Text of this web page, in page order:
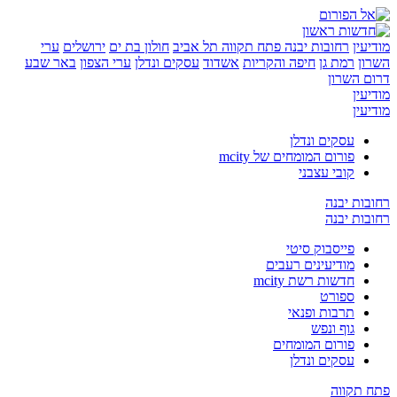
רחובות יבנהפתח תקווהתל אביב חולון בת ים ירושלים ערי
רמת גן חיפה והקריות אשדוד עסקים ונדלן ערי הצפון באר שבע
השרון
עסקים ונדלן
פורום המומחים של mcity
קובי עצבני
יבנה
יבנה
פייסבוק סיטי
מודיעינים רעבים
חדשות רשת mcity
ספורט
תרבות ופנאי
גוף ונפש
פורום המומחים
עסקים ונדלן
תקווה